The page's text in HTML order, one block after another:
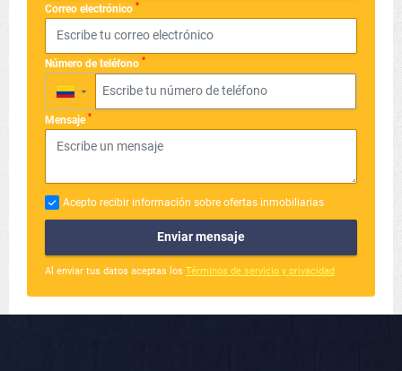
Correo electrónico *
Número de teléfono *
▼
Mensaje *
Acepto recibir información sobre ofertas inmobiliarias
Enviar mensaje
Al enviar tus datos aceptas los Términos de servicio y privacidad